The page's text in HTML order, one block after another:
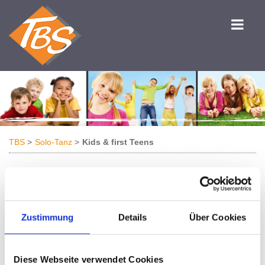
Zustimmung Details Über Cookies
Diese Webseite verwendet Cookies
TBS Solo-Tanz Kids & first Teens
Herzlich willkommen in
unserer Kindertanzwelt!